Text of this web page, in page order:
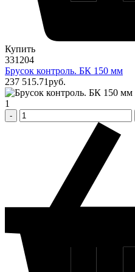
Купить
331204
Брусок контроль. БК 150 мм
237 515.71pуб.
1